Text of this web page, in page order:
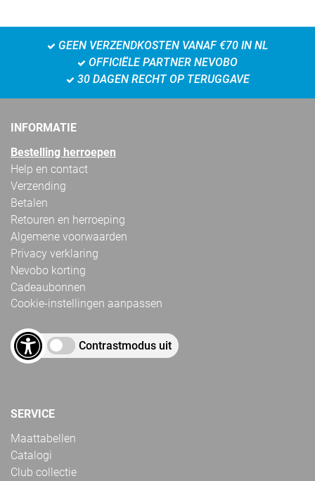
GEEN VERZENDKOSTEN VANAF €70 IN NL
OFFICIËLE PARTNER NEVOBO
30 DAGEN RECHT OP TERUGGAVE
INFORMATIE
Bestelling herroepen
Help en contact
Verzending
Betalen
Retouren en herroeping
Algemene voorwaarden
Privacy verklaring
Nevobo korting
Cadeaubonnen
Cookie-instellingen aanpassen
Contrastmodus uit
SERVICE
Maattabellen
Catalogi
Club collectie